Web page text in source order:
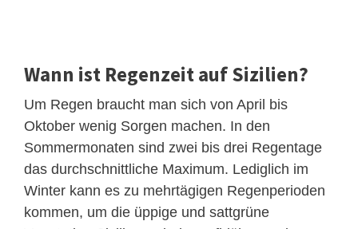
Wann ist Regenzeit auf Sizilien?
Um Regen braucht man sich von April bis
Oktober wenig Sorgen machen. In den
Sommermonaten sind zwei bis drei Regentage
das durchschnittliche Maximum. Lediglich im
Winter kann es zu mehrtägigen Regenperioden
kommen, um die üppige und sattgrüne